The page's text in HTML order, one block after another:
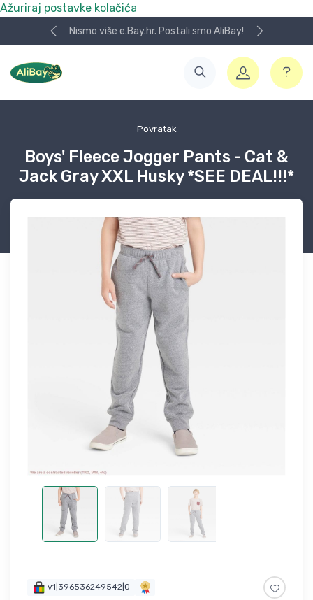
Ažuriraj postavke kolačića
Nismo više e.Bay.hr. Postali smo AliBay!
Povratak
Boys' Fleece Jogger Pants - Cat &
Jack Gray XXL Husky *SEE DEAL!!!*
v1|396536249542|0